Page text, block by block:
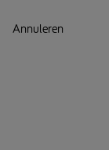
Annuleren